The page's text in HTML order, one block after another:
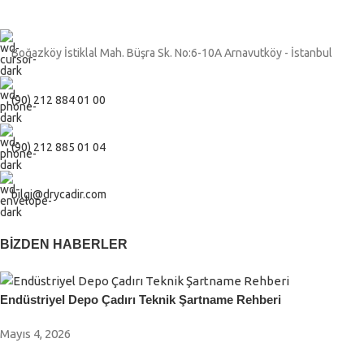
Boğazköy İstiklal Mah. Büşra Sk. No:6-10A Arnavutköy - İstanbul
(90) 212 884 01 00
(90) 212 885 01 04
bilgi@drycadir.com
BIZDEN HABERLER
Endüstriyel Depo Çadırı Teknik Şartname Rehberi
Mayıs 4, 2026